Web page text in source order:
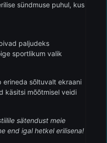
sündmuse puhul, kus
paljudeks
sportlikum valik
erineda sõltuvalt ekraani
käsitsi mõõtmisel veidi
sätendust meie
end igal hetkel erilisena!